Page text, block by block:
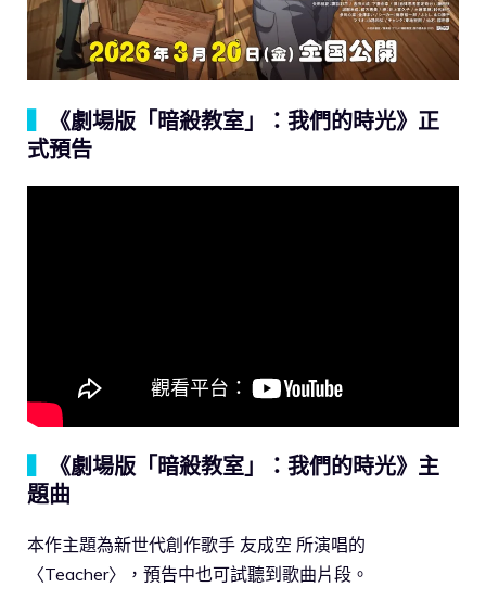
《劇場版「暗殺教室」：我們的時光》正
式預告
《劇場版「暗殺教室」：我們的時光》主
題曲
本作主題為新世代創作歌手 友成空 所演唱的
〈Teacher〉，預告中也可試聽到歌曲片段。